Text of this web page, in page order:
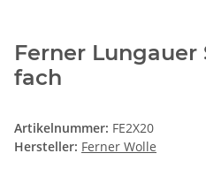
Ferner Lungauer
fach
Artikelnummer: FE2X20
Hersteller: Ferner Wolle